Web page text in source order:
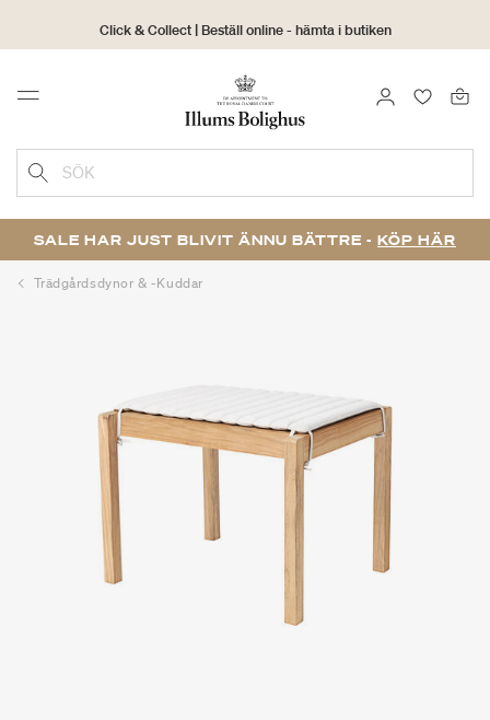
Click & Collect | Beställ online - hämta i butiken
30 dagars returrätt
Menu LOGGA IN
SÖK
SALE HAR JUST BLIVIT ÄNNU BÄTTRE - KÖP HÄR
Trädgårdsdynor & -kuddar